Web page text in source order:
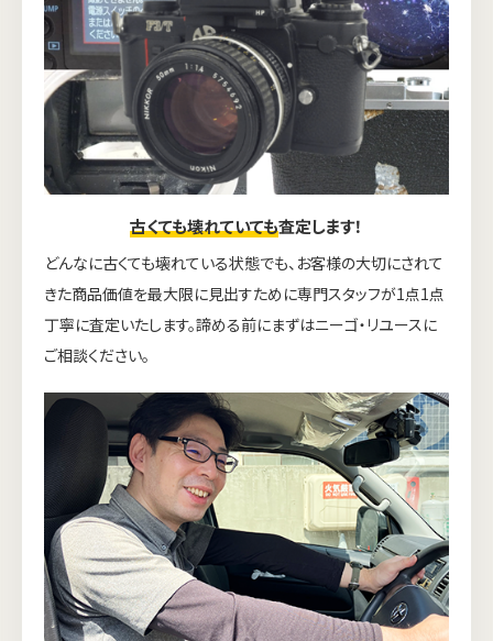
古くても壊れていても査定します！
どんなに古くても壊れている状態でも、お客様の大切にされて
きた商品価値を最大限に見出すために専門スタッフが1点1点
丁寧に査定いたします。諦める前にまずはニーゴ・リユースに
ご相談ください。